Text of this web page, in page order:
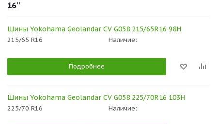
16''
Шины Yokohama Geolandar CV G058 215/65R16 98H
215/65 R16 Наличие:
Подробнее
Шины Yokohama Geolandar CV G058 225/70R16 103H
225/70 R16 Наличие: